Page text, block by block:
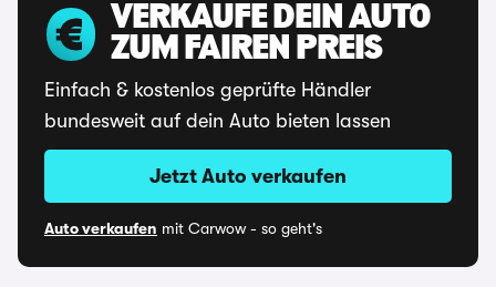
VERKAUFE DEIN AUTO
ZUM FAIREN PREIS
Einfach & kostenlos geprüfte Händler
bundesweit auf dein Auto bieten lassen
Jetzt Auto verkaufen
Auto verkaufen mit Carwow - so geht's